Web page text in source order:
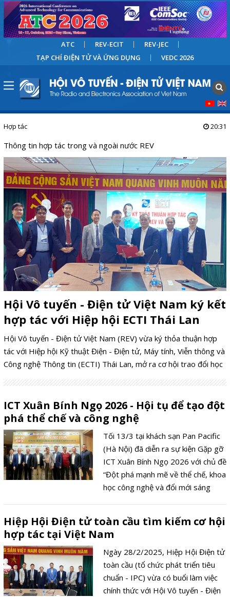
ATC REV-ECIT
REV-JEC
TẠP CHÍ ĐIỆN TỬ VÀ ỨNG DỤNG
VEDC 2026
Hợp tác 20:31
Thông tin hợp tác trong và ngoài nước REV
Hội Vô tuyến - Điện tử Việt Nam ký kết
hợp tác với Hiệp hội ECTI Thái Lan
Hội Vô tuyến - Điện tử Việt Nam (REV) vừa ký thỏa thuận hợp
tác với Hiệp hội Kỹ thuật Điện - Điện tử, Máy tính, Viễn thông và
Công nghệ Thông tin (ECTI) Thái Lan, mở ra cơ hội trao đổi học
tử viễn thông.
ICT Xuân Bính Ngọ 2026 - Hội tụ để tạo đột
phá thể chế và công nghệ
Tối 13/3 tại khách sạn Pan Pacific
(Hà Nội) đã diễn ra sự kiện Gặp gỡ
ICT Xuân Bính Ngọ 2026 với chủ đề
“Đột phá mạnh mẽ về thể chế, khoa
học công nghệ và đổi mới sáng
nghề nghiệp hàng đầu trong lĩnh
vực công nghệ thông tin, truyền
thông và chuyển đổi số cùng phối
hợp tổ chức.
Hiệp Hội Điện tử toàn cầu tìm kiếm cơ hội
hợp tác tại Việt Nam
Ngày 28/2/2025, Hiệp Hội Điện tử
toàn cầu (tổ chức phát triển tiêu
chuẩn - IPC) vừa có buổi làm việc
chính thức với Hội Vô tuyến - Điện